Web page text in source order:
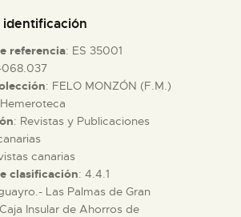
referencia: ES 35001
: FELO MONZÓN (F.M.)
: Revistas y Publicaciones
canarias
clasificación: 4.4.1
Las Palmas de Gran
Insular de Ahorros de